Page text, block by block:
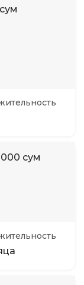
сум